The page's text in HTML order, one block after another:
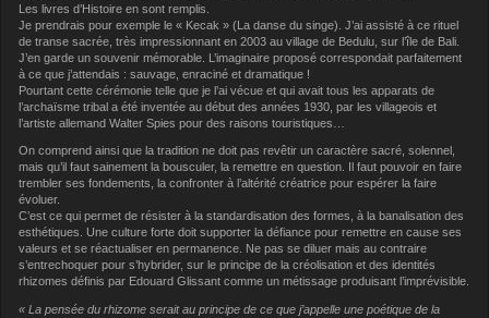
Les livres d’Histoire en sont remplis.
Je prendrais pour exemple le « Kecak » (La danse du singe). J’ai assisté à ce rituel
de transe sacrée, très impressionnant en 2003 au village de Bedulu, sur l’île de Bali.
J’en garde un souvenir mémorable. L’imaginaire proposé correspondait parfaitement
à ce que j’attendais : sauvage, enraciné et dramatique !
Pourtant cette cérémonie telle que je l’ai vécue et qui avait tous les apparats de
l’archaïsme tribal a été inventée au début des années 1930, par les villageois et
l’artiste allemand Walter Spies pour des raisons touristiques…
On comprend ainsi que la tradition ne doit pas revêtir un caractère sacré, solennel,
mais qu’il faut sainement la bousculer, la remettre en question. Il faut pouvoir en faire
trembler ses fondements, la confronter à l’altérité créatrice pour espérer la faire
évoluer.
C’est ce qui permet de résister à la standardisation des formes, à la banalisation des
esthétiques. Une culture forte doit supporter la défiance pour remettre en cause ses
valeurs et se réactualiser en permanence. Ne pas se diluer mais au contraire
s’entrechoquer pour s’hybrider, sur le principe de la créolisation et des identités
rhizomes définis par Edouard Glissant comme un métissage produisant l’imprévisible.
« La pensée du rhizome serait au principe de ce que j’appelle une poétique de la